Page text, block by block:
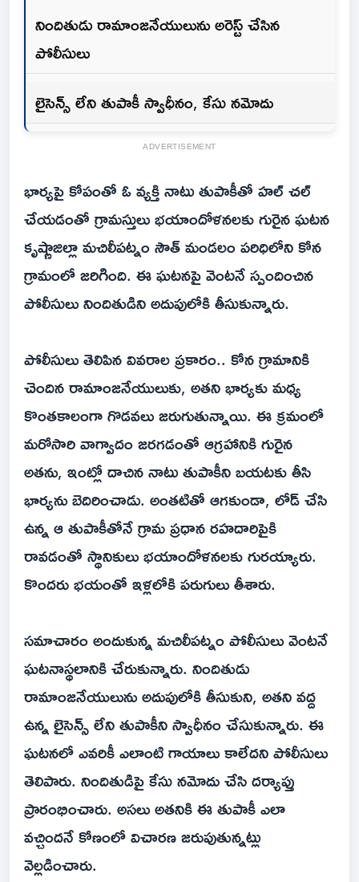
నిందితుడు రామాంజనేయులును అరెస్ట్ చేసిన
పోలీసులు
లైసెన్స్ లేని తుపాకీ స్వాధీనం, కేసు నమోదు
ADVERTISEMENT
భార్యపై కోపంతో ఓ వ్యక్తి నాటు తుపాకీతో హల్ చల్
చేయడంతో గ్రామస్తులు భయాందోళనలకు గురైన ఘటన
కృష్ణాజిల్లా మచిలీపట్నం సౌత్ మండలం పరిధిలోని కోన
గ్రామంలో జరిగింది. ఈ ఘటనపై వెంటనే స్పందించిన
పోలీసులు నిందితుడిని అదుపులోకి తీసుకున్నారు.
పోలీసులు తెలిపిన వివరాల ప్రకారం.. కోన గ్రామానికి
చెందిన రామాంజనేయులుకు, అతని భార్యకు మధ్య
కొంతకాలంగా గొడవలు జరుగుతున్నాయి. ఈ క్రమంలో
మరోసారి వాగ్వాదం జరగడంతో ఆగ్రహానికి గురైన
అతను, ఇంట్లో దాచిన నాటు తుపాకీని బయటకు తీసి
భార్యను బెదిరించాడు. అంతటితో ఆగకుండా, లోడ్ చేసి
ఉన్న ఆ తుపాకీతోనే గ్రామ ప్రధాన రహదారిపైకి
రావడంతో స్థానికులు భయాందోళనలకు గురయ్యారు.
కొందరు భయంతో ఇళ్లలోకి పరుగులు తీశారు.
సమాచారం అందుకున్న మచిలీపట్నం పోలీసులు వెంటనే
ఘటనాస్థలానికి చేరుకున్నారు. నిందితుడు
రామాంజనేయులును అదుపులోకి తీసుకుని, అతని వద్ద
ఉన్న లైసెన్స్ లేని తుపాకీని స్వాధీనం చేసుకున్నారు. ఈ
ఘటనలో ఎవరికీ ఎలాంటి గాయాలు కాలేదని పోలీసులు
తెలిపారు. నిందితుడిపై కేసు నమోదు చేసి దర్యాప్తు
ప్రారంభించారు. అసలు అతనికి ఈ తుపాకీ ఎలా
వచ్చిందనే కోణంలో విచారణ జరుపుతున్నట్లు
వెల్లడించారు.